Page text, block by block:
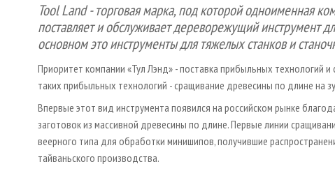
Tool Land - торговая марка, под которой одноименная
поставляет и обслуживает дереворежущий инструмент
основном это инструменты для тяжелых станков и
Приоритет компании «Тул Лэнд» - поставка прибыльных технологий
таких прибыльных технологий - сращивание древесины по длине на
Впервые этот вид инструмента появился на российском рынке
заготовок из массивной древесины по длине. Первые линии
веерного типа для обработки минишипов, получившие
тайваньского производства.